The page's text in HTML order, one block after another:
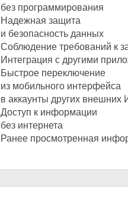
без программирования
Надежная защита
и безопасность данных
Соблюдение требований к
Интеграция с другими
Быстрое переключение
из мобильного интерфейса
в аккаунты других внешних
Доступ к информации
без интернета
Ранее просмотренная